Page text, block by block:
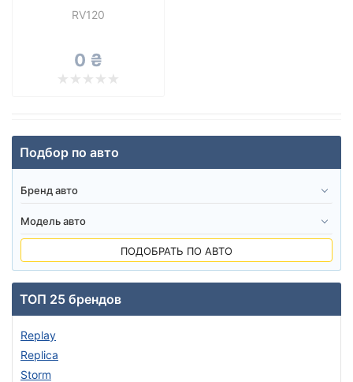
RV120
0 ₴
Все бренды
Сбросить
Подбор по авто
ПОДОБРАТЬ ПО АВТО
ТОП 25 брендов
Replay
Replica
Storm